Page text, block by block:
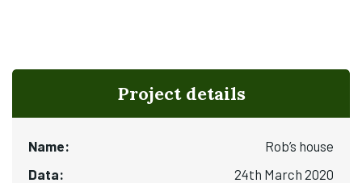
Project details
Name:
Rob’s house
Data:
24th March 2020